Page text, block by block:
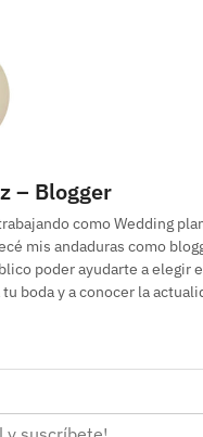
– Blogger
como Wedding
mis andaduras como
poder ayudarte a elegir
boda y a conocer la